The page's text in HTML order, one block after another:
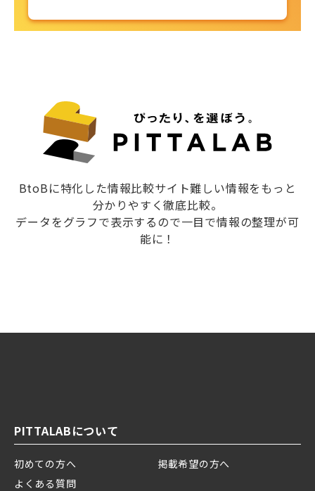
BtoBに特化した情報比較サイト難しい情報をもっと
分かりやすく徹底比較。
データをグラフで表示するので一目で情報の整理が可
能に！
PITTALABについて
初めての方へ
掲載希望の方へ
よくある質問